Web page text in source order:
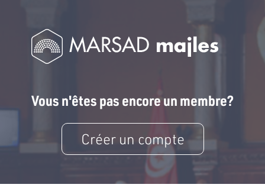
Vous n'êtes pas encore un membre?
Créer un compte